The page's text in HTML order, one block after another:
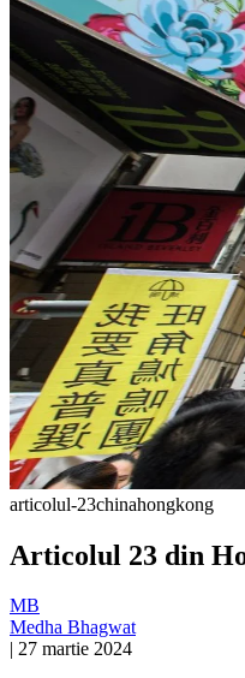
articolul-23chinahongkong
Articolul 23 din
MB
Medha Bhagwat
| 27 martie 2024